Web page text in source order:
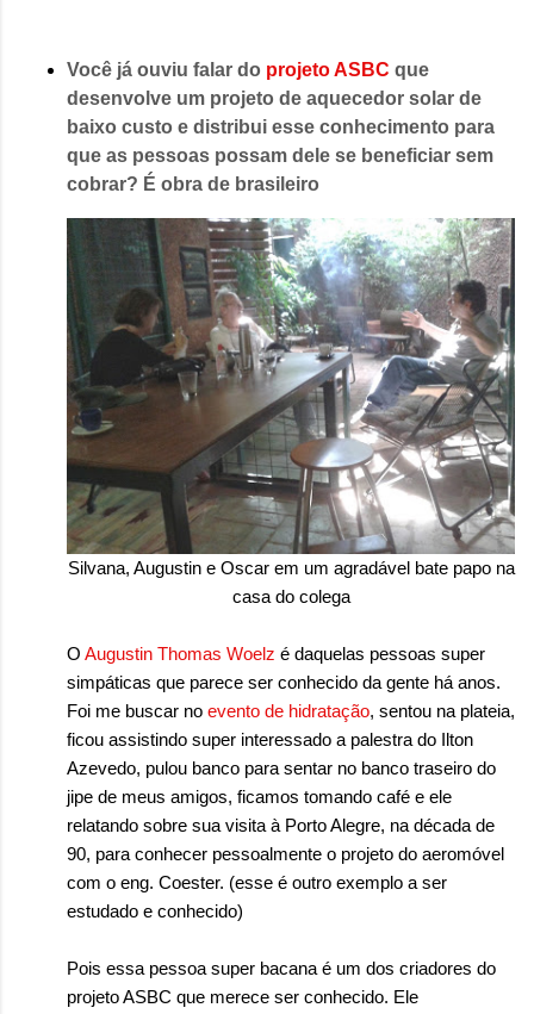
Você já ouviu falar do projeto ASBC que
desenvolve um projeto de aquecedor solar de
baixo custo e distribui esse conhecimento para
que as pessoas possam dele se beneficiar sem
cobrar? É obra de brasileiro
Silvana, Augustin e Oscar em um agradável bate papo na
casa do colega
O Augustin Thomas Woelz é daquelas pessoas super
simpáticas que parece ser conhecido da gente há anos.
Foi me buscar no evento de hidratação, sentou na plateia,
ficou assistindo super interessado a palestra do Ilton
Azevedo, pulou banco para sentar no banco traseiro do
jipe de meus amigos, ficamos tomando café e ele
relatando sobre sua visita à Porto Alegre, na década de
90, para conhecer pessoalmente o projeto do aeromóvel
com o eng. Coester. (esse é outro exemplo a ser
estudado e conhecido)
Pois essa pessoa super bacana é um dos criadores do
projeto ASBC que merece ser conhecido. Ele